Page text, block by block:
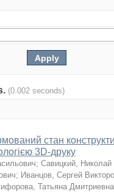
(0.002 seconds)
стан
3D-друку
; Савицкий,
; Иванцов, Сергей
Татьяна Дмитриевна